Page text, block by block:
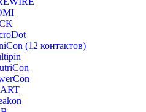
(12 контактов)